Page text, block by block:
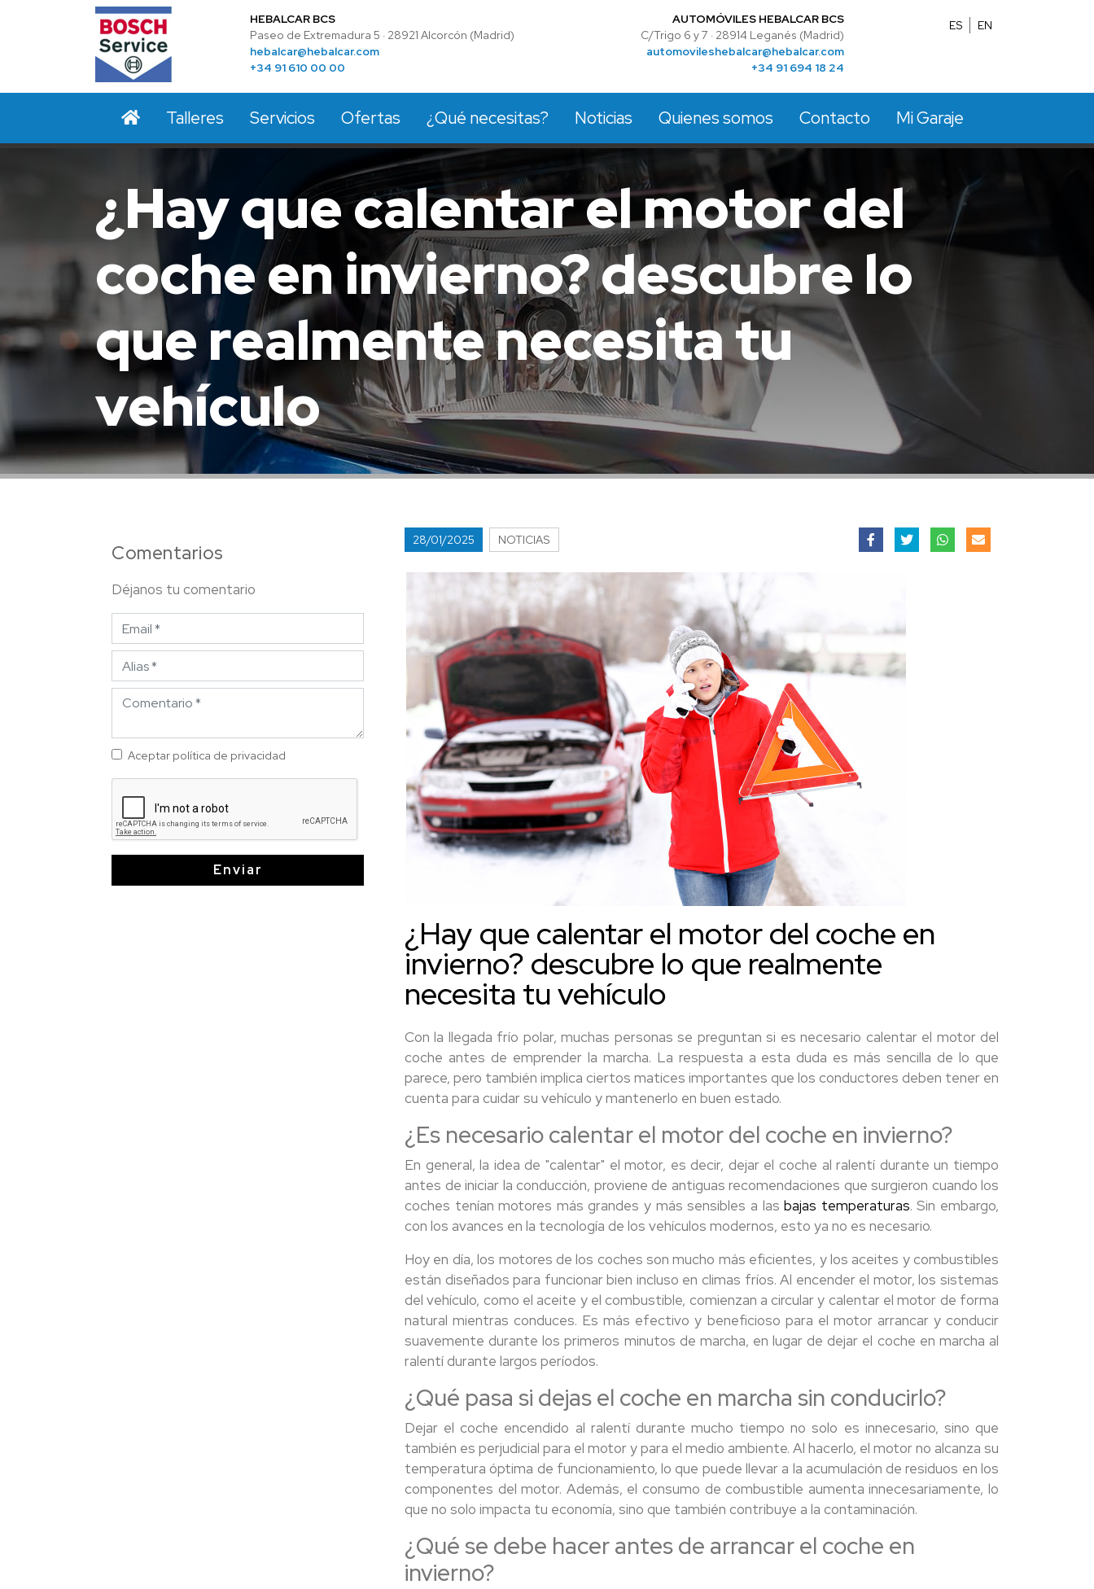
HEBALCAR BCS
Paseo de Extremadura 5 · 28921 Alcorcón (Madrid)
hebalcar@hebalcar.com
+34 91 610 00 00
AUTOMÓVILES HEBALCAR BCS
C/Trigo 6 y 7 · 28914 Leganés (Madrid)
automovileshebalcar@hebalcar.com
+34 91 694 18 24
ES EN
Talleres Servicios Ofertas ¿Qué necesitas? Noticias Quienes somos Contacto Mi Garaje
¿Hay que calentar el motor del
coche en invierno? descubre lo
que realmente necesita tu
vehículo
Comentarios
Déjanos tu comentario
Aceptar política de privacidad
Enviar
28/01/2025 NOTICIAS
¿Hay que calentar el motor del coche en
invierno? descubre lo que realmente
necesita tu vehículo
Con la llegada frío polar, muchas personas se preguntan si es necesario calentar el motor del
coche antes de emprender la marcha. La respuesta a esta duda es más sencilla de lo que
parece, pero también implica ciertos matices importantes que los conductores deben tener en
cuenta para cuidar su vehículo y mantenerlo en buen estado.
¿Es necesario calentar el motor del coche en invierno?
En general, la idea de "calentar" el motor, es decir, dejar el coche al ralentí durante un tiempo
antes de iniciar la conducción, proviene de antiguas recomendaciones que surgieron cuando los
coches tenían motores más grandes y más sensibles a lasbajas temperaturas. Sin embargo,
con los avances en la tecnología de los vehículos modernos, esto ya no es necesario.
Hoy en día, los motores de los coches son mucho más eficientes, y los aceites y combustibles
están diseñados para funcionar bien incluso en climas fríos. Al encender el motor, los sistemas
del vehículo, como el aceite y el combustible, comienzan a circular y calentar el motor de forma
natural mientras conduces. Es más efectivo y beneficioso para el motor arrancar y conducir
suavemente durante los primeros minutos de marcha, en lugar de dejar el coche en marcha al
ralentí durante largos períodos.
¿Qué pasa si dejas el coche en marcha sin conducirlo?
Dejar el coche encendido al ralentí durante mucho tiempo no solo es innecesario, sino que
también es perjudicial para el motor y para el medio ambiente. Al hacerlo, el motor no alcanza su
temperatura óptima de funcionamiento, lo que puede llevar a la acumulación de residuos en los
componentes del motor. Además, el consumo de combustible aumenta innecesariamente, lo
que no solo impacta tu economía, sino que también contribuye a la contaminación.
¿Qué se debe hacer antes de arrancar el coche en
invierno?